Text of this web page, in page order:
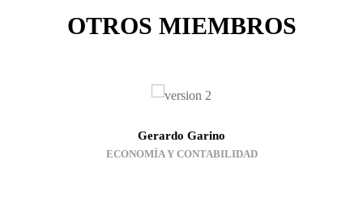
OTROS MIEMBROS
Gerardo Garino
ECONOMÍA Y CONTABILIDAD